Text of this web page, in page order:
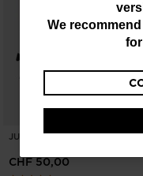
are
website
version
for
We
for
JUNIORS' TECH IMP'R SKI
CHF 50,00